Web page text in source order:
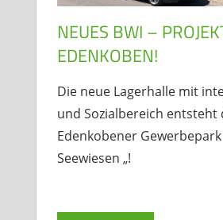
NEUES BWI –
EDENKOBEN!
Die neue Lagerhalle mit
und Sozialbereich entsteht
Edenkobener Gewerbepark
Seewiesen „!